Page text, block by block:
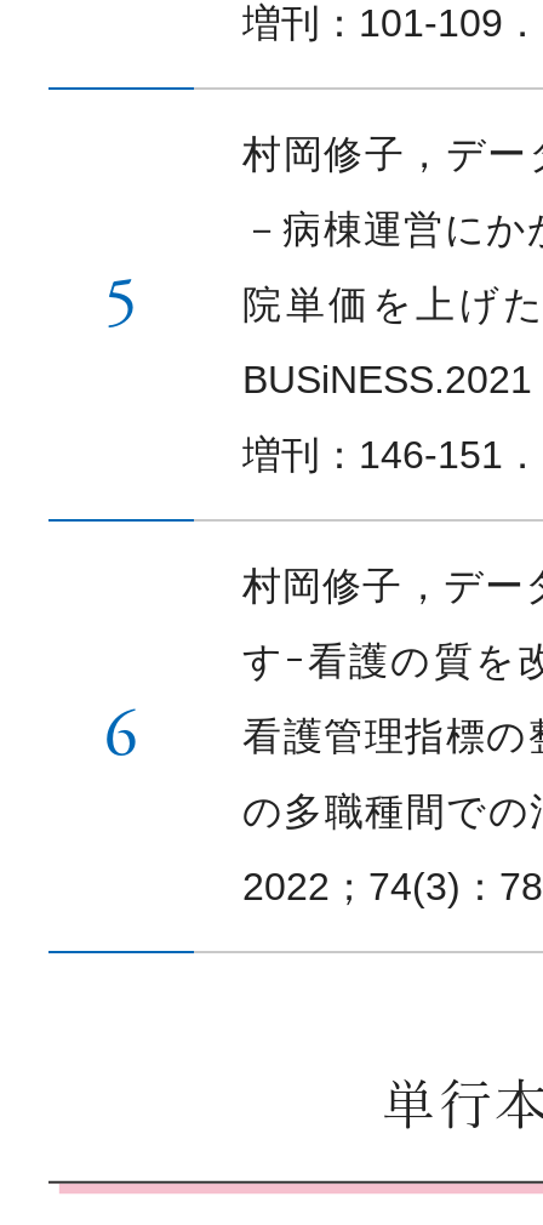
増刊：101-109．
5
村岡修子，デー
－病棟運営に
院単価を上げ
増刊：146-151．
6
村岡修子，デー
すｰ看護の質を
看護管理指標の
の多職種間での
2022；74(3)：
単行